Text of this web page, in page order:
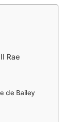
Rae
de Bailey